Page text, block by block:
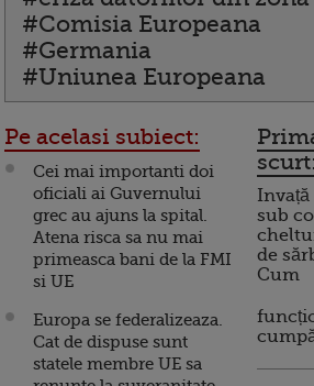
#Comisia Europeana
#Germania
#Uniunea Europeana
Pe acelasi subiect:
Cei mai importanti doi
oficiali ai Guvernului
grec au ajuns la spital.
Atena risca sa nu mai
primeasca bani de la FMI
si UE
Europa se federalizeaza.
Cat de dispuse sunt
statele membre UE sa
scurt:
Invață
sub
de
Cum